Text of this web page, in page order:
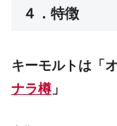
４．特徴
キーモルトは「
ナラ樽」